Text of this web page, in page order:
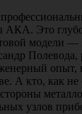
АКА. Это
модели —
Полевода,
опыт,
А кто, как
узлов